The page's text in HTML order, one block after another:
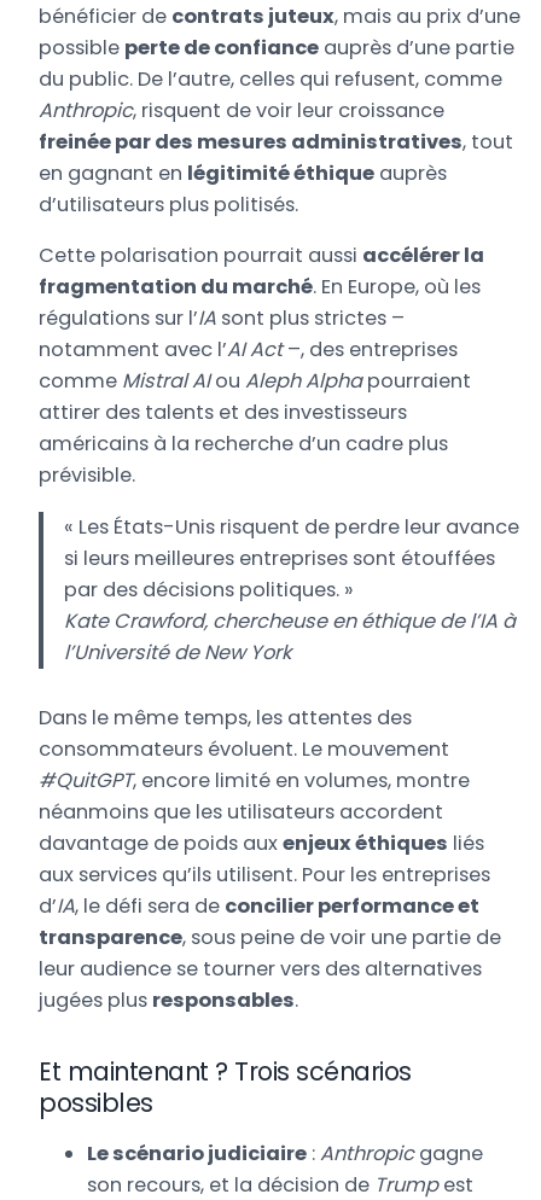
bénéficier de contrats juteux, mais au prix d’une
possible perte de confiance auprès d’une partie
du public. De l’autre, celles qui refusent, comme
Anthropic, risquent de voir leur croissance
freinée par des mesures administratives, tout
en gagnant en légitimité éthique auprès
d’utilisateurs plus politisés.
Cette polarisation pourrait aussi accélérer la
fragmentation du marché. En Europe, où les
régulations sur l’IA sont plus strictes –
notamment avec l’AI Act–, des entreprises
comme Mistral AIouAleph Alphapourraient
attirer des talents et des investisseurs
américains à la recherche d’un cadre plus
prévisible.
« Les États-Unis risquent de perdre leur avance
si leurs meilleures entreprises sont étouffées
par des décisions politiques. »
Kate Crawford, chercheuse en éthique de l’IAà
l’Université de New York
Dans le même temps, les attentes des
consommateurs évoluent. Le mouvement
#QuitGPT, encore limité en volumes, montre
néanmoins que les utilisateurs accordent
davantage de poids auxenjeux éthiques liés
aux services qu’ils utilisent. Pour les entreprises
d’IA, le défi sera de concilier performance et
transparence, sous peine de voir une partie de
leur audience se tourner vers des alternatives
jugées plus responsables.
Et maintenant ? Trois scénarios
possibles
Le scénario judiciaire :Anthropicgagne
son recours, et la décision de Trumpest